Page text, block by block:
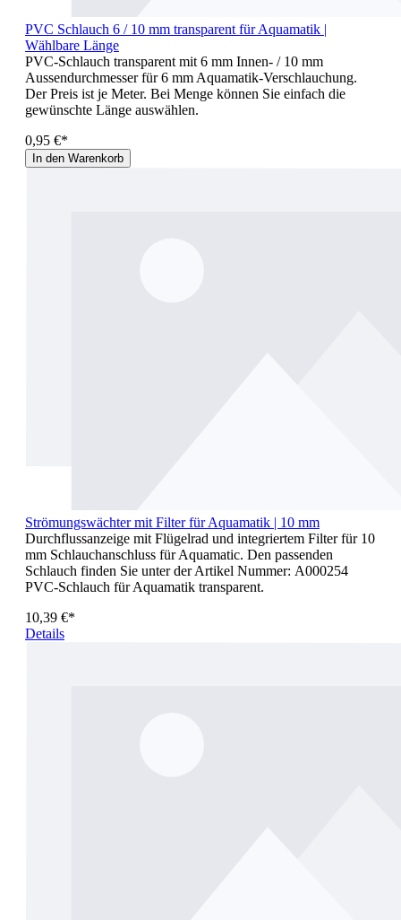
PVC Schlauch 6 / 10 mm transparent für Aquamatik |
Wählbare Länge
PVC-Schlauch transparent mit 6 mm Innen- / 10 mm
Aussendurchmesser für 6 mm Aquamatik-Verschlauchung.
Der Preis ist je Meter. Bei Menge können Sie einfach die
gewünschte Länge auswählen.
0,95 €*
In den Warenkorb
Strömungswächter mit Filter für Aquamatik | 10 mm
Durchflussanzeige mit Flügelrad und integriertem Filter für 10
mm Schlauchanschluss für Aquamatic. Den passenden
Schlauch finden Sie unter der Artikel Nummer: A000254
PVC-Schlauch für Aquamatik transparent.
10,39 €*
Details